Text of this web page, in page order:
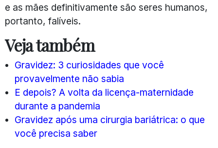
e as mães definitivamente são seres humanos,
portanto, falíveis.
Veja também
Gravidez: 3 curiosidades que você
provavelmente não sabia
E depois? A volta da licença-maternidade
durante a pandemia
Gravidez após uma cirurgia bariátrica: o que
você precisa saber